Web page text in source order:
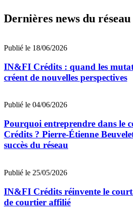
Dernières news du réseau
Publié le 18/06/2026
IN&FI Crédits : quand les
créent de nouvelles perspectives
Publié le 04/06/2026
Pourquoi entreprendre dans le
Crédits ? Pierre-Étienne
succès du réseau
Publié le 25/05/2026
IN&FI Crédits réinvente le
de courtier affilié